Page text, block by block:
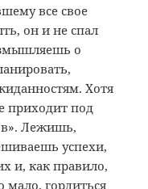
все свое
он и не спал
о
Хотя
приходит под
Лежишь,
успехи,
и, как правило,
мало, гордиться